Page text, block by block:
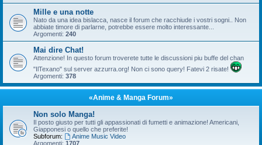
Mille e una notte
Nato da una idea bislacca, nasce il forum che racchiude i vostri sogni.. Non
abbiate timore di parlarne, potrebbe essere molto interessante...
Argomenti: 240
Mai dire Chat!
Attenzione! In questo forum troverete tutte le discussioni piu buffe del chan
"IlTexano" sul server azzurra.org! Non ci sono query! Fatevi 2 risate!
Argomenti: 378
«Anime & Manga Forum»
Non solo Manga!
Il posto giusto per tutti gli appassionati di fumetti e animazione! Americani,
Giapponesi o quello che preferite!
Subforum:
Anime Music Video
Argomenti: 1707